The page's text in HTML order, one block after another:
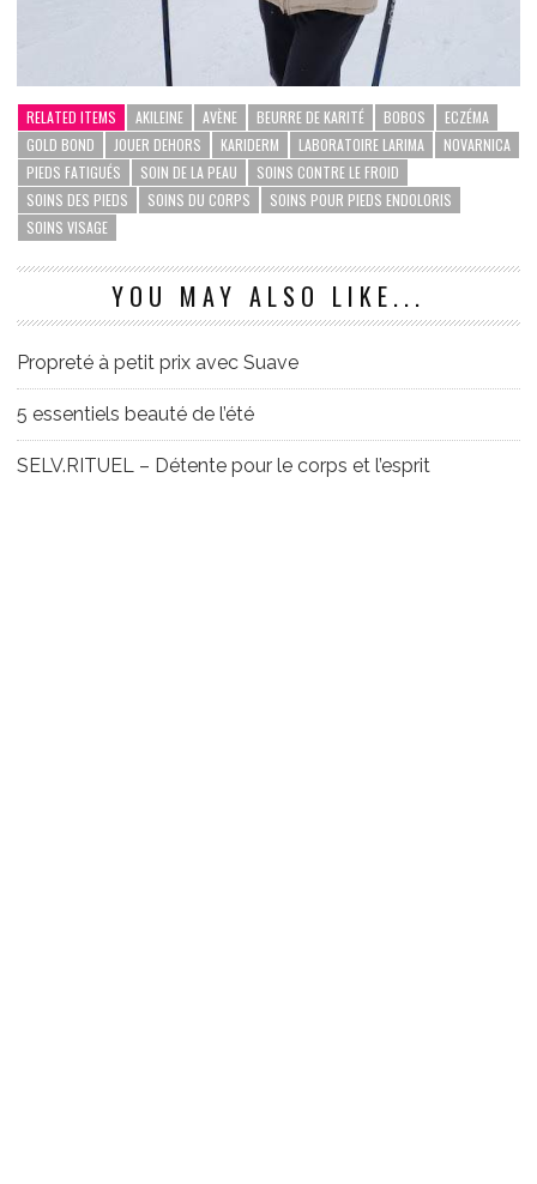
RELATED ITEMS AKILEINE AVÈNE BEURRE DE KARITÉ BOBOS
ECZÉMA
GOLD BOND
JOUER DEHORS KARIDERM LABORATOIRE LARIMA
NOVARNICA
PIEDS FATIGUÉS
SOIN DE LA PEAU
SOINS CONTRE LE FROID
SOINS DES PIEDS
SOINS DU CORPS
SOINS POUR PIEDS ENDOLORIS
SOINS VISAGE
YOU MAY ALSO LIKE...
Propreté à petit prix avec Suave
5 essentiels beauté de l’été
SELV.RITUEL – Détente pour le corps et l’esprit